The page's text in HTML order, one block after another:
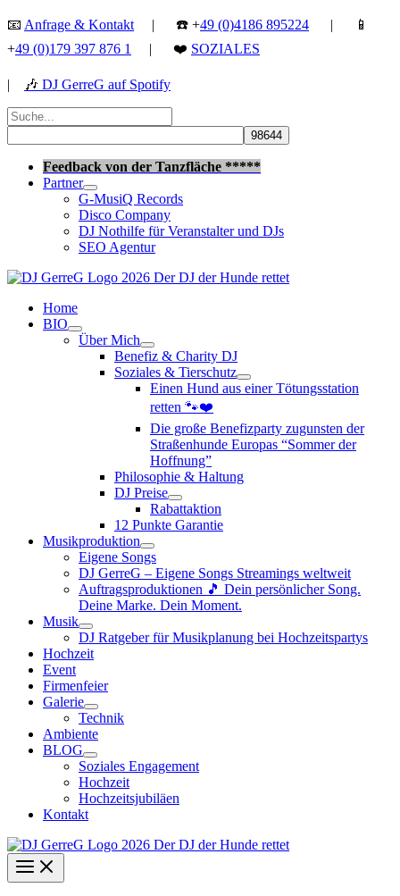
Zum
springen
📧 Anfrage & Kontakt | ☎️ +49 (0)4186 895224 | 📱
+49 (0)179 397 876 1 | ❤️ SOZIALES
| 🎶 DJ GerreG auf Spotify
Suchen
nach:
Feedback von der Tanzfläche *****
Partner
G-MusiQ Records
Disco Company
DJ Nothilfe für Veranstalter und DJs
SEO Agentur
Home
BIO
Über Mich
Benefiz & Charity DJ
Soziales & Tierschutz
Einen Hund aus einer Tötungsstation
retten 🐾❤️
Die große Benefizparty zugunsten der
Straßenhunde Europas “Sommer der
Hoffnung”
Philosophie & Haltung
DJ Preise
Rabattaktion
12 Punkte Garantie
Musikproduktion
Eigene Songs
DJ GerreG – Eigene Songs Streamings weltweit
Auftragsproduktionen 🎵 Dein persönlicher Song.
Deine Marke. Dein Moment.
Musik
DJ Ratgeber für Musikplanung bei Hochzeitspartys
Hochzeit
Event
Firmenfeier
Galerie
Technik
Ambiente
BLOG
Soziales Engagement
Hochzeit
Hochzeitsjubiläen
Kontakt